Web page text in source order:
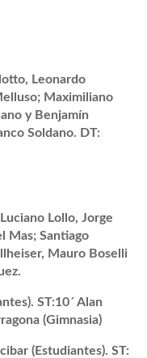
Leonardo
Maximiliano
y Benjamín
Soldano. DT:
Lollo, Jorge
Mas; Santiago
Mauro Boselli
ST:10´ Alan
(Gimnasia)
(Estudiantes). ST: